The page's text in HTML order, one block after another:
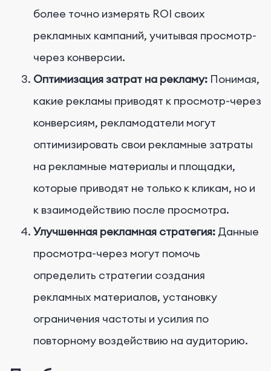
более точно измерять ROI своих
рекламных кампаний, учитывая просмотр-
через конверсии.
Оптимизация затрат на рекламу: Понимая,
какие рекламы приводят к просмотр-через
конверсиям, рекламодатели могут
оптимизировать свои рекламные затраты
на рекламные материалы и площадки,
которые приводят не только к кликам, но и
к взаимодействию после просмотра.
Улучшенная рекламная стратегия: Данные
просмотра-через могут помочь
определить стратегии создания
рекламных материалов, установку
ограничения частоты и усилия по
повторному воздействию на аудиторию.